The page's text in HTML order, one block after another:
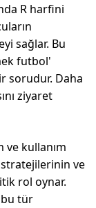
R harfini
sağlar. Bu
futbol'
sorudur. Daha
ziyaret
kullanım
ve
rol oynar.
bu tür